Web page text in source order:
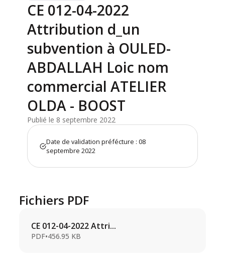
CE 012-04-2022
Attribution d_un
subvention à OULED-
ABDALLAH Loic nom
commercial ATELIER
OLDA - BOOST
Publié le 8 septembre 2022
Date de validation préfécture : 08
septembre 2022
Fichiers PDF
CE 012-04-2022 Attri...
PDF•456.95 KB